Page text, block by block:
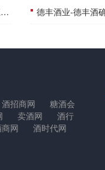
德丰酒业-德丰酒
酒招商网
糖酒会
卖酒网
酒行
网
酒时代网